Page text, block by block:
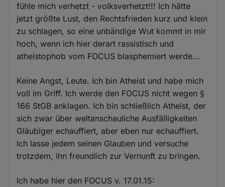
fühle mich verhetzt - volksverhetzt!!! Ich hätte
jetzt größte Lust, den Rechtsfrieden kurz und klein
zu schlagen, so eine unbändige Wut kommt in mir
hoch, wenn ich hier derart rassistisch und
atheistophob vom FOCUS blasphemiert werde...
Keine Angst, Leute. Ich bin Atheist und habe mich
voll im Griff. Ich werde den FOCUS nicht wegen §
166 StGB anklagen. Ich bin schließlich Atheist, der
sich zwar über weltanschauliche Ausfälligkeiten
Gläubiger echauffiert, aber eben nur echauffiert.
Ich lasse jedem seinen Glauben und versuche
trotzdem, ihn freundlich zur Vernunft zu bringen.
Ich habe hier den FOCUS v. 17.01.15: